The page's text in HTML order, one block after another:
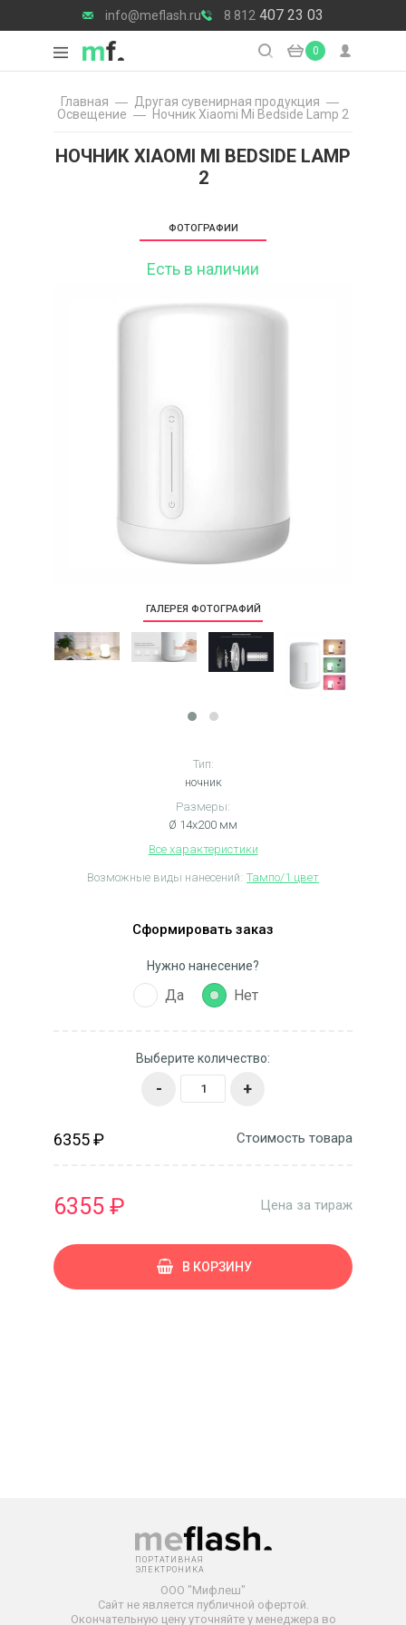
info@meflash.ru 8 812 407 23 03
0
Главная
Другая сувенирная продукция
Освещение
Ночник Xiaomi Mi Bedside Lamp 2
НОЧНИК XIAOMI MI BEDSIDE LAMP
2
ФОТОГРАФИИ
Есть в наличии
ГАЛЕРЕЯ ФОТОГРАФИЙ
Тип:
ночник
Размеры:
Ø 14х200 мм
Все характеристики
Возможные виды нанесений: Тампо/1 цвет
Сформировать заказ
Нужно нанесение?
Да Нет
Выберите количество:
- +
6355 ₽ Стоимость товара
6355 ₽ Цена за тираж
В КОРЗИНУ
ООО "Мифлеш"
Сайт не является публичной офертой.
Окончательную цену уточняйте у менеджера во
ПОРТАТИВНАЯ
ЭЛЕКТРОНИКА